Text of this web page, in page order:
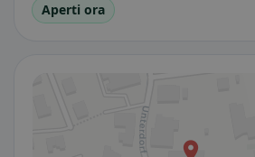
Aperti ora